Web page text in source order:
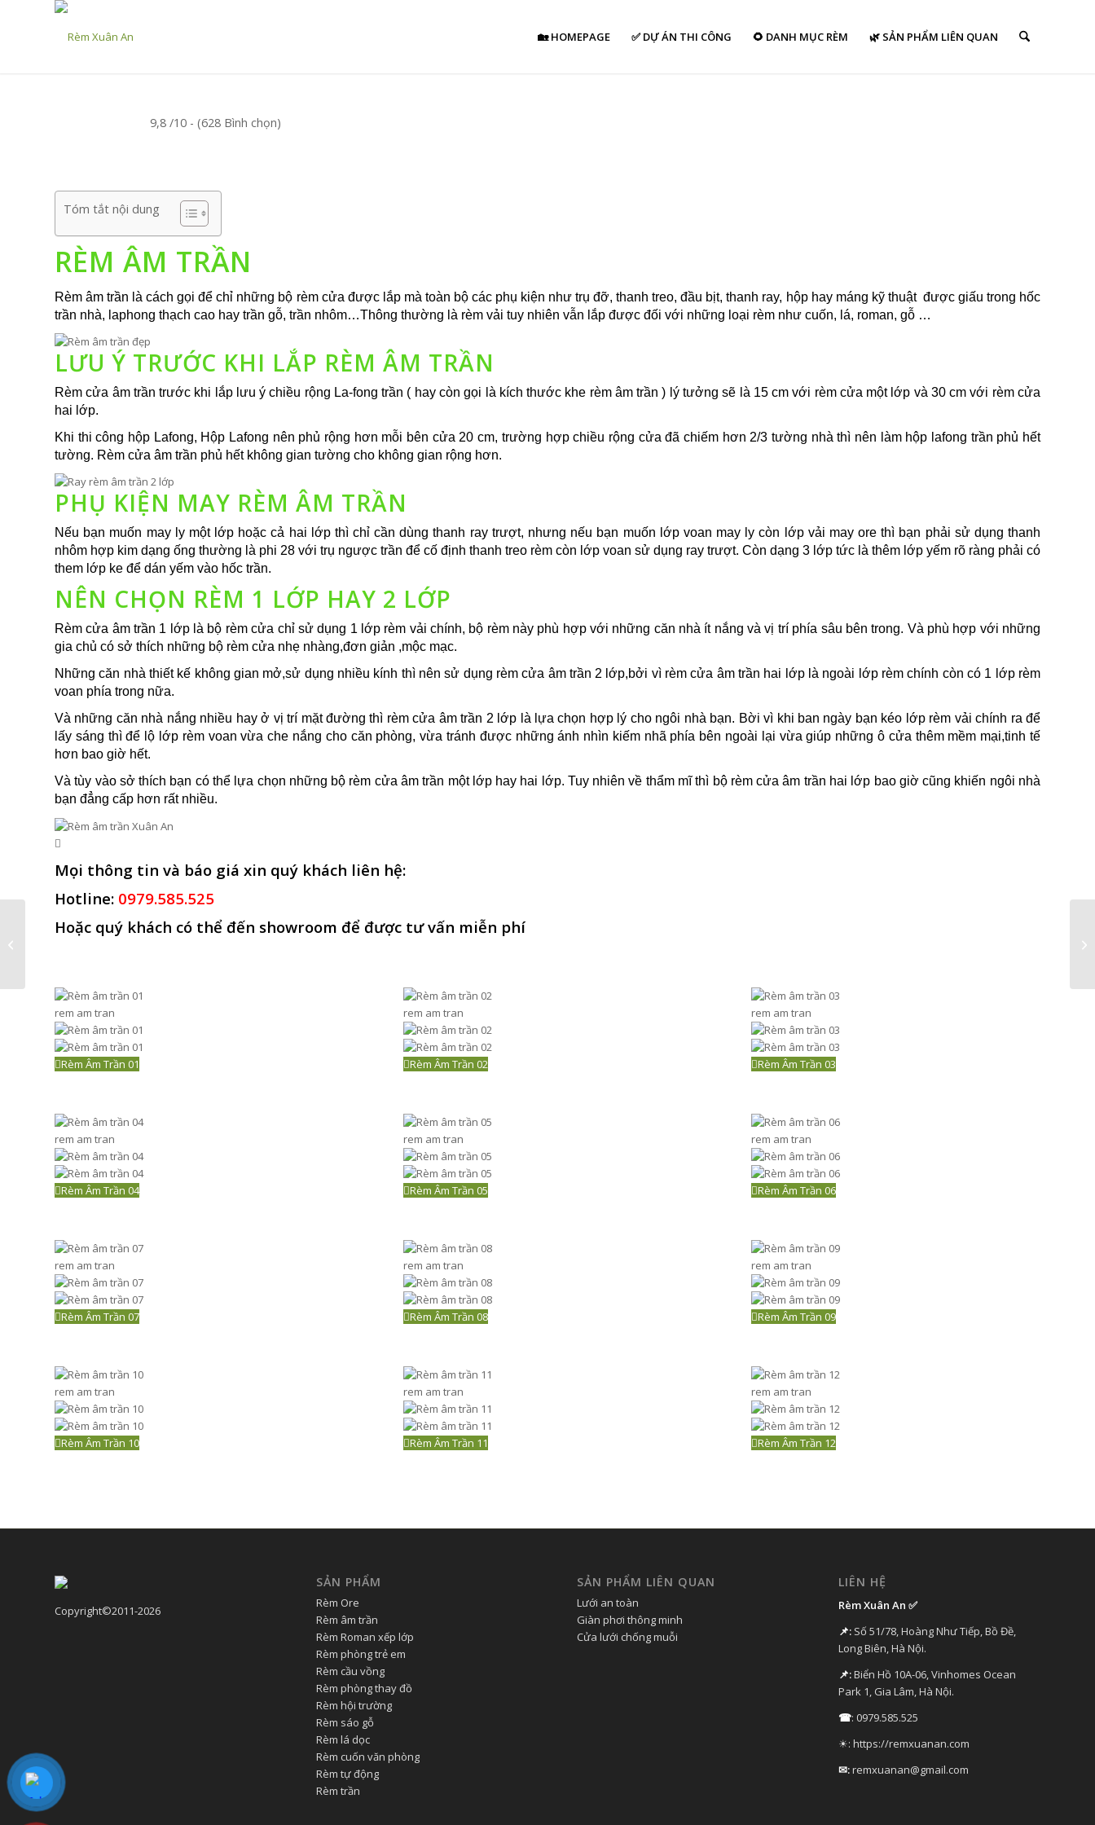
🏡 HOMEPAGE ✅ DỰ ÁN THI CÔNG 🌻 DANH MỤC RÈM 🌿 SẢN PHẨM LIÊN QUAN
9,8 /10 - (628 Bình chọn)
Tóm tắt nội dung
RÈM ÂM TRẦN
Rèm âm trần là cách gọi để chỉ những bộ rèm cửa được lắp mà toàn bộ các phụ kiện như trụ đỡ, thanh treo, đầu bịt, thanh ray, hộp hay máng kỹ thuật được giấu trong hốc
trần nhà, laphong thạch cao hay trần gỗ, trần nhôm…Thông thường là rèm vải tuy nhiên vẫn lắp được đối với những loại rèm như cuốn, lá, roman, gỗ …
LƯU Ý TRƯỚC KHI LẮP RÈM ÂM TRẦN
Rèm cửa âm trần trước khi lắp lưu ý chiều rộng La-fong trần ( hay còn gọi là kích thước khe rèm âm trần ) lý tưởng sẽ là 15 cm với rèm cửa một lớp và 30 cm với rèm cửa
hai lớp.
Khi thi công hộp Lafong, Hộp Lafong nên phủ rộng hơn mỗi bên cửa 20 cm, trường hợp chiều rộng cửa đã chiếm hơn 2/3 tường nhà thì nên làm hộp lafong trần phủ hết
tường. Rèm cửa âm trần phủ hết không gian tường cho không gian rộng hơn.
PHỤ KIỆN MAY RÈM ÂM TRẦN
Nếu bạn muốn may ly một lớp hoặc cả hai lớp thì chỉ cần dùng thanh ray trượt, nhưng nếu bạn muốn lớp voan may ly còn lớp vải may ore thì bạn phải sử dụng thanh
nhôm hợp kim dạng ống thường là phi 28 với trụ ngược trần để cố định thanh treo rèm còn lớp voan sử dụng ray trượt. Còn dạng 3 lớp tức là thêm lớp yếm rõ ràng phải có
them lớp ke để dán yếm vào hốc trần.
NÊN CHỌN RÈM 1 LỚP HAY 2 LỚP
Rèm cửa âm trần 1 lớp là bộ rèm cửa chỉ sử dụng 1 lớp rèm vải chính, bộ rèm này phù hợp với những căn nhà ít nắng và vị trí phía sâu bên trong. Và phù hợp với những
gia chủ có sở thích những bộ rèm cửa nhẹ nhàng,đơn giản ,mộc mạc.
Những căn nhà thiết kế không gian mở,sử dụng nhiều kính thì nên sử dụng rèm cửa âm trần 2 lớp,bởi vì rèm cửa âm trần hai lớp là ngoài lớp rèm chính còn có 1 lớp rèm
voan phía trong nữa.
Và những căn nhà nắng nhiều hay ở vị trí mặt đường thì rèm cửa âm trần 2 lớp là lựa chọn hợp lý cho ngôi nhà bạn. Bời vì khi ban ngày bạn kéo lớp rèm vải chính ra để
lấy sáng thì để lộ lớp rèm voan vừa che nắng cho căn phòng, vừa tránh được những ánh nhìn kiếm nhã phía bên ngoài lại vừa giúp những ô cửa thêm mềm mại,tinh tế
hơn bao giờ hết.
Và tùy vào sở thích bạn có thể lựa chọn những bộ rèm cửa âm trần một lớp hay hai lớp. Tuy nhiên về thẩm mĩ thì bộ rèm cửa âm trần hai lớp bao giờ cũng khiến ngôi nhà
bạn đẳng cấp hơn rất nhiều.
Mọi thông tin và báo giá xin quý khách liên hệ:
Hotline: 0979.585.525
Hoặc quý khách có thể đến showroom để được tư vấn miễn phí
rem am tran
Rèm Âm Trần 01
rem am tran
Rèm Âm Trần 02
rem am tran
Rèm Âm Trần 03
rem am tran
Rèm Âm Trần 04
rem am tran
Rèm Âm Trần 05
rem am tran
Rèm Âm Trần 06
rem am tran
Rèm Âm Trần 07
rem am tran
Rèm Âm Trần 08
rem am tran
Rèm Âm Trần 09
rem am tran
Rèm Âm Trần 10
rem am tran
Rèm Âm Trần 11
rem am tran
Rèm Âm Trần 12
Copyright©2011-2026
SẢN PHẨM
Rèm Ore
Rèm âm trần
Rèm Roman xếp lớp
Rèm phòng trẻ em
Rèm cầu vồng
Rèm phòng thay đồ
Rèm hội trường
Rèm sáo gỗ
Rèm lá dọc
Rèm cuốn văn phòng
Rèm tự động
Rèm trần
SẢN PHẨM LIÊN QUAN
Lưới an toàn
Giàn phơi thông minh
Cửa lưới chống muỗi
LIÊN HỆ
Rèm Xuân An ✅
📌: Số 51/78, Hoàng Như Tiếp, Bồ Đề,
Long Biên, Hà Nội.
📌:Biển Hồ 10A-06, Vinhomes Ocean
Park 1, Gia Lâm, Hà Nội.
☎: 0979.585.525
☀: https://remxuanan.com
✉:remxuanan@gmail.com